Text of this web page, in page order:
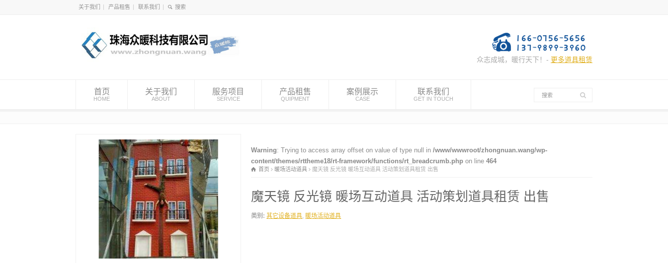
关于我们 产品租售 联系我们
众志成城，暖行天下！- 更多道具租赁
首页
HOME
关于我们
ABOUT
服务项目
SERVICE
产品租售
QUIPMENT
案例展示
CASE
联系我们
GET IN TOUCH
Warning: Trying to access array offset on value of type null in/www/wwwroot/zhongnuan.wang/wp-
content/themes/rttheme18/rt-framework/functions/rt_breadcrumb.php on line464
首页 暖场活动道具 魔天镜 反光镜 暖场互动道具 活动策划道具租赁 出售
魔天镜 反光镜 暖场互动道具 活动策划道具租赁 出售
类别: 其它设备道具, 暖场活动道具